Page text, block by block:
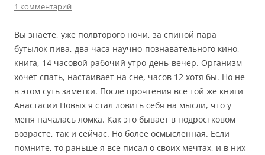
1 комментарий
Вы знаете, уже полвторого ночи, за спиной пара
бутылок пива, два часа научно-познавательного кино,
книга, 14 часовой рабочий утро-день-вечер. Организм
хочет спать, настаивает на сне, часов 12 хотя бы. Но не
в этом суть заметки. После прочтения все той же книги
Анастасии Новых я стал ловить себя на мысли, что у
меня началась ломка. Как это бывает в подростковом
возрасте, так и сейчас. Но более осмысленная. Если
помните, то раньше я все писал о своих мечтах, и в них